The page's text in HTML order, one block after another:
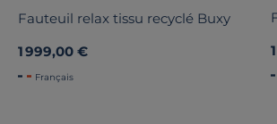
Fauteuil relax tissu recyclé Buxy
1 999,00 €
Français